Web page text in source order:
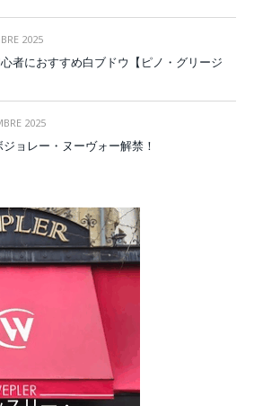
2025
者におすすめ白ブドウ【ピノ・グリージ
2025
ョレー・ヌーヴォー解禁！